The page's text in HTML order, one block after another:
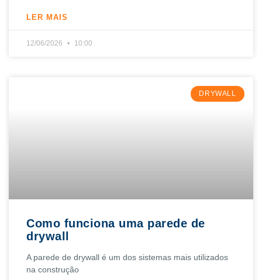
LER MAIS
12/06/2026 10:00
DRYWALL
Como funciona uma parede de
drywall
A parede de drywall é um dos sistemas mais utilizados
na construção